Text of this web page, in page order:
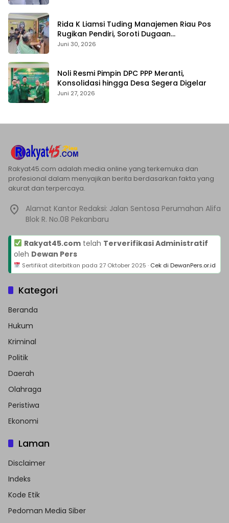
Rida K Liamsi Tuding Manajemen Riau Pos
Rugikan Pendiri, Soroti Dugaan
Pengambilalihan Aset
Juni 30, 2026
Noli Resmi Pimpin DPC PPP Meranti,
Konsolidasi hingga Desa Segera Digelar
Juni 27, 2026
Rakyat45.com adalah media online yang terkemuka dan
profesional dalam menyajikan berita berdasarkan fakta yang
akurat dan terpercaya.
Alamat Kantor Redaksi: Jalan Sentosa Perumahan Alifa
Blok R. No.08 Pekanbaru
Rakyat45.comtelah Terverifikasi Administratif
oleh Dewan Pers
Sertifikat diterbitkan pada 27 Oktober 2025 · Cek di DewanPers.or.id
Kategori
Beranda
Hukum
Kriminal
Politik
Daerah
Olahraga
Peristiwa
Ekonomi
Laman
Disclaimer
Indeks
Kode Etik
Pedoman Media Siber